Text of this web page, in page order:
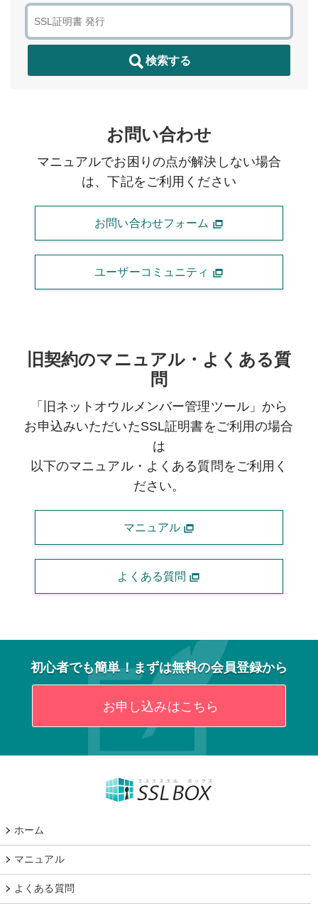
検索する
お問い合わせ
マニュアルでお困りの点が解決しない場合
は、下記をご利用ください
お問い合わせフォーム
ユーザーコミュニティ
旧契約のマニュアル・よくある質
問
「旧ネットオウルメンバー管理ツール」から
お申込みいただいたSSL証明書をご利用の場合
は
以下のマニュアル・よくある質問をご利用く
ださい。
マニュアル
よくある質問
初心者でも簡単！まずは無料の会員登録から
お申し込みはこちら
ホーム
マニュアル
よくある質問